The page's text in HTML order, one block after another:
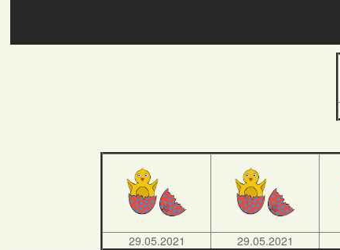
29.05.2021 29.05.2021